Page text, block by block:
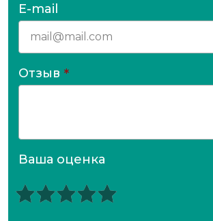
E-mail
Отзыв *
Ваша оценка